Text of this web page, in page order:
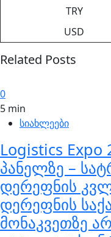
TRY
USD
Related Posts
0
5 min
სიახლეები
Logistics Expo
პანელზე –
დერეფნის
დერეფნის
მონაკვეთზე